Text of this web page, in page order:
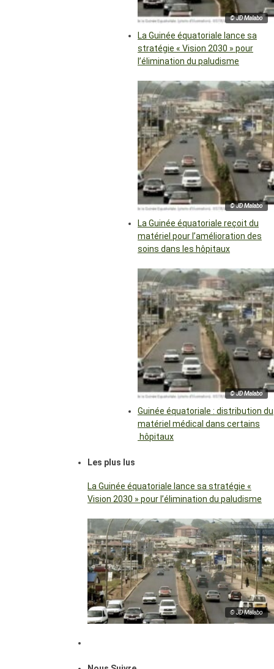
© JD Malabo
La Guinée équatoriale lance sa
stratégie « Vision 2030 » pour
l’élimination du paludisme
© JD Malabo
La Guinée équatoriale reçoit du
matériel pour l’amélioration des
soins dans les hôpitaux
© JD Malabo
Guinée équatoriale : distribution du
matériel médical dans certains
hôpitaux
Les plus lus
La Guinée équatoriale lance sa stratégie «
Vision 2030 » pour l’élimination du paludisme
© JD Malabo